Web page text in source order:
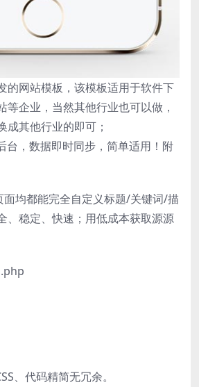
的网站模板，该模板适用于软件下
等企业，当然其他行业也可以做，
成其他行业的即可；
台，数据即时同步，简单适用！附
均都能完全自定义标题/关键词/描
、稳定、快速；用低成本获取源源
、代码精简无冗余。